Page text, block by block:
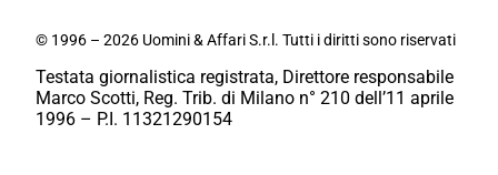
© 1996 – 2026 Uomini & Affari S.r.l. Tutti i diritti sono riservati
Testata giornalistica registrata, Direttore responsabile
Marco Scotti, Reg. Trib. di Milano n° 210 dell’11 aprile
1996 – P.I. 11321290154